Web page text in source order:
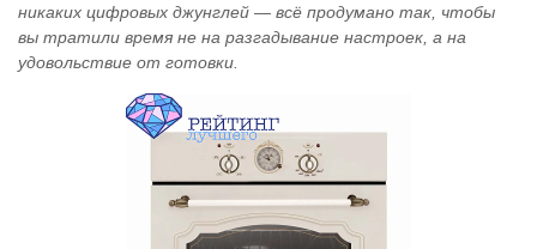
никаких цифровых джунглей — всё продумано так, чтобы
вы тратили время не на разгадывание настроек, а на
удовольствие от готовки.